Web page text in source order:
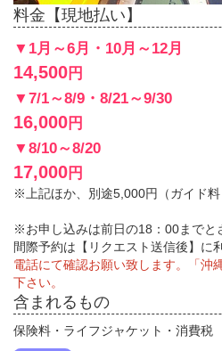
料金【現地払い】
▼1月～6月・10月～12月
14,500円
▼7/1～8/9・8/21～9/30
16,000円
▼8/10～8/20
17,000円
※上記ほか、別途5,000円（ガイド料
※お申し込みは前日の18：00までと
間際予約は【リクエスト送信後】に
電話にて確認お願い致します。「沖
下さい。
含まれるもの
保険料・ライフジャケット・消費税